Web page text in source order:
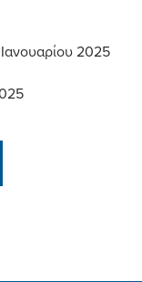
2025